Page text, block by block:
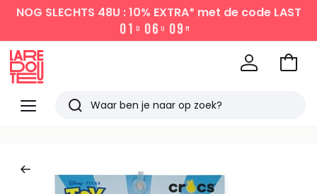
NOG SLECHTS 48U : 10% EXTRA* met de code LAST
01 D 06 U 09 M
Menu
Redoute
Zoeken
Naar